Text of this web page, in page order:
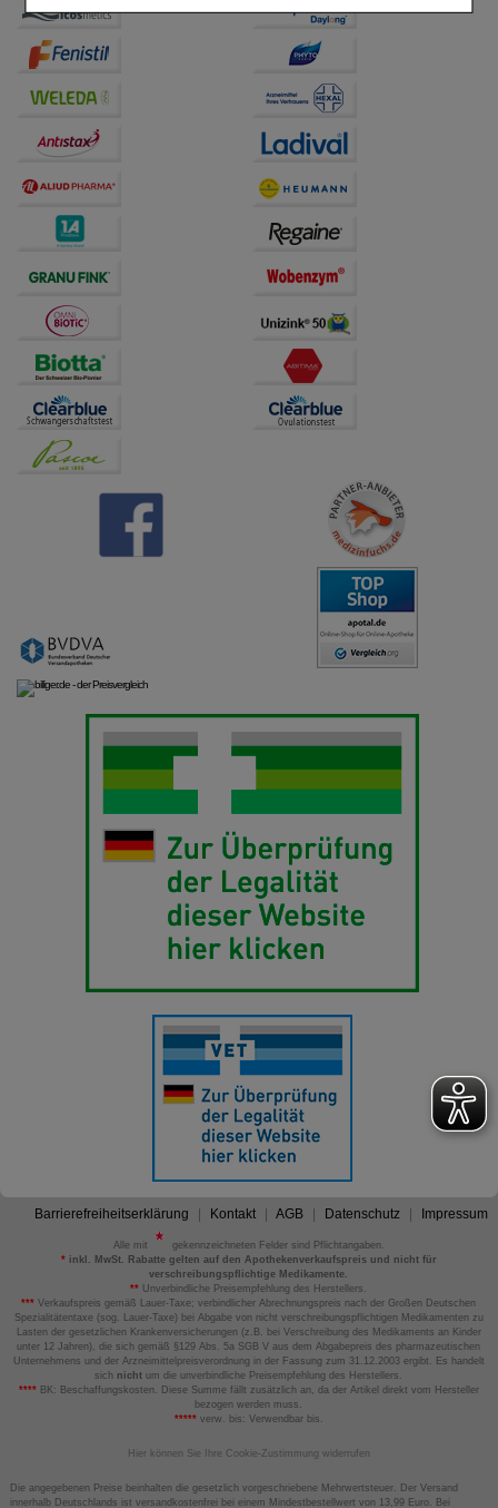
Einkaufserlebnis noch ansprechender zu gestalten,
Besuchers oder unsere Seite an bevorzugte
Verhaltensweisen (z.B. Spracheinstellung)
anzupassen. Komfort-Cookies ermöglichen es uns
auch auf Ihre Bedürfnisse zugeschrittene Inhalte
anzuzeigen und unser Partnerprogramm zu
betreiben.
Statistik & Tracking:
Hierüber lassen sich
Informationen über die Art und Weise der Nutzung
unserer Website sammeln, mit deren Hilfe wir unsere
Website weiter für Sie optimieren können, den Inhalt
auf unserer Website aber auch die Werbung auf
Drittseiten möglichst relevant für Sie zu gestalten.
Bitte beachten Sie, dass Daten hierfür teilweise an
Dritte wie z.B. Google oder soziale Medien
übertragen werden.
Barrierefreiheitserklärung Kontakt AGB Datenschutz Impressum
Alle mit
gekennzeichneten Felder sind Pflichtangaben.
*inkl. MwSt. Rabatte gelten auf den Apothekenverkaufspreis und nicht für
verschreibungspflichtige Medikamente.
** Unverbindliche Preisempfehlung des Herstellers.
*** Verkaufspreis gemäß Lauer-Taxe; verbindlicher Abrechnungspreis nach der Großen Deutschen
Spezialitätentaxe (sog. Lauer-Taxe) bei Abgabe von nicht verschreibungspflichtigen Medikamenten zu
Lasten der gesetzlichen Krankenversicherungen (z.B. bei Verschreibung des Medikaments an Kinder
unter 12 Jahren), die sich gemäß §129 Abs. 5a SGB V aus dem Abgabepreis des pharmazeutischen
Unternehmens und der Arzneimittelpreisverordnung in der Fassung zum 31.12.2003 ergibt. Es handelt
sich nicht um die unverbindliche Preisempfehlung des Herstellers.
****BK: Beschaffungskosten. Diese Summe fällt zusätzlich an, da der Artikel direkt vom Hersteller
bezogen werden muss.
*****verw. bis: Verwendbar bis.
Hier können Sie Ihre Cookie-Zustimmung widerrufen
Die angegebenen Preise beinhalten die gesetzlich vorgeschriebene Mehrwertsteuer. Der Versand
innerhalb Deutschlands ist versandkostenfrei bei einem Mindestbestellwert von 13,99 Euro. Bei